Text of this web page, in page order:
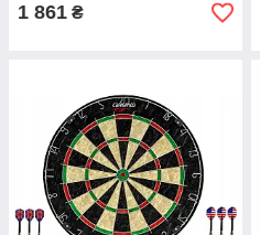
1 861 ₴